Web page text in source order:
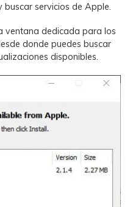
servicios de Apple.
ventana dedicada para los
donde puedes buscar
disponibles.